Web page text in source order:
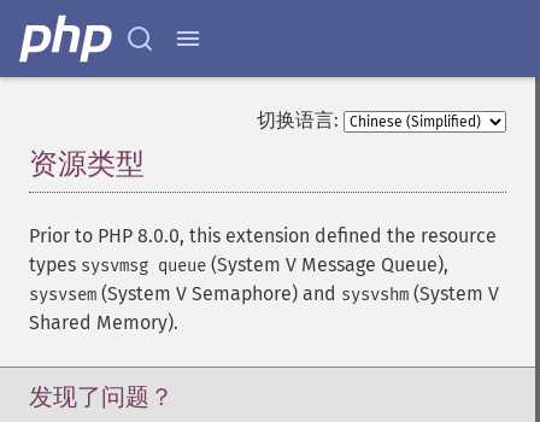
切换语言:
资源类型
Prior to PHP 8.0.0, this extension defined the resource
types sysvmsg queue (System V Message Queue),
sysvsem (System V Semaphore) and sysvshm (System V
Shared Memory).
发现了问题？